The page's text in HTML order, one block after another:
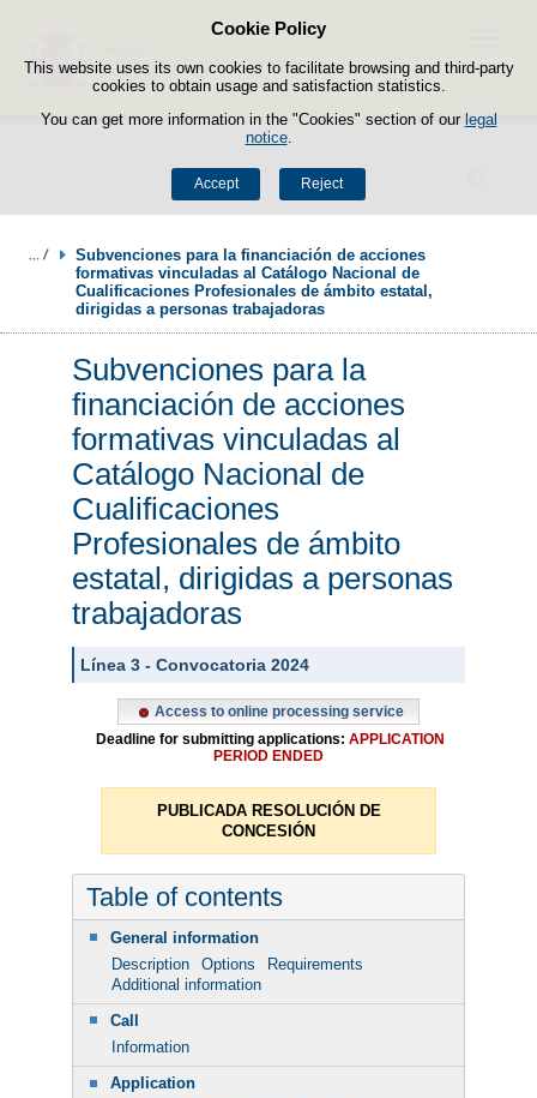
Cookie Policy
This website uses its own cookies to facilitate browsing and third-party
cookies to obtain usage and satisfaction statistics.
You can get more information in the "Cookies" section of our legal
notice.
Accept Reject
Skip to content
Search
Menu
Subvenciones para la financiación de acciones
formativas vinculadas al Catálogo Nacional de
Cualificaciones Profesionales de ámbito estatal,
dirigidas a personas trabajadoras
Subvenciones para la
financiación de acciones
formativas vinculadas al
Catálogo Nacional de
Cualificaciones
Profesionales de ámbito
estatal, dirigidas a personas
trabajadoras
Línea 3 - Convocatoria 2024
Access to online processing service
Deadline for submitting applications: APPLICATION
PERIOD ENDED
PUBLICADA RESOLUCIÓN DE
CONCESIÓN
Table of contents
General information
Description
Options
Requirements
Additional information
Call
Information
Application